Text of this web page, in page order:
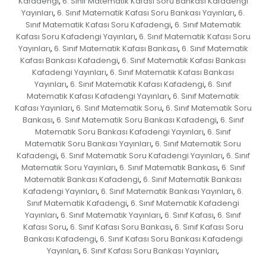
Yayınları, 6. Sınıf Matematik Kafası Soru Bankası Yayınları, 6.
Sınıf Matematik Kafası Soru Kafadengi, 6. Sınıf Matematik
Kafası Soru Kafadengi Yayınları, 6. Sınıf Matematik Kafası Soru
Yayınları, 6. Sınıf Matematik Kafası Bankası, 6. Sınıf Matematik
Kafası Bankası Kafadengi, 6. Sınıf Matematik Kafası Bankası
Kafadengi Yayınları, 6. Sınıf Matematik Kafası Bankası
Yayınları, 6. Sınıf Matematik Kafası Kafadengi, 6. Sınıf
Matematik Kafası Kafadengi Yayınları, 6. Sınıf Matematik
Kafası Yayınları, 6. Sınıf Matematik Soru, 6. Sınıf Matematik Soru
Bankası, 6. Sınıf Matematik Soru Bankası Kafadengi, 6. Sınıf
Matematik Soru Bankası Kafadengi Yayınları, 6. Sınıf
Matematik Soru Bankası Yayınları, 6. Sınıf Matematik Soru
Kafadengi, 6. Sınıf Matematik Soru Kafadengi Yayınları, 6. Sınıf
Matematik Soru Yayınları, 6. Sınıf Matematik Bankası, 6. Sınıf
Matematik Bankası Kafadengi, 6. Sınıf Matematik Bankası
Kafadengi Yayınları, 6. Sınıf Matematik Bankası Yayınları, 6.
Sınıf Matematik Kafadengi, 6. Sınıf Matematik Kafadengi
Yayınları, 6. Sınıf Matematik Yayınları, 6. Sınıf Kafası, 6. Sınıf
Kafası Soru, 6. Sınıf Kafası Soru Bankası, 6. Sınıf Kafası Soru
Bankası Kafadengi, 6. Sınıf Kafası Soru Bankası Kafadengi
Yayınları, 6. Sınıf Kafası Soru Bankası Yayınları,